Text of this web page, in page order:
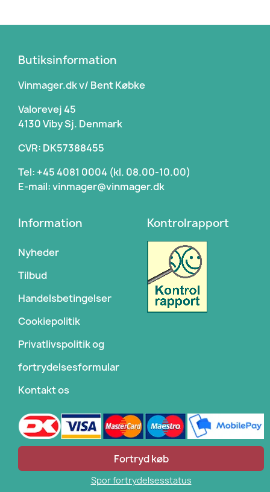
Butiksinformation
Vinmager.dk v/ Bent Købke
Valorevej 45
4130 Viby Sj. Denmark
CVR: DK57388455
Tel: +45 4081 0004 (kl. 08.00-10.00)
E-mail: vinmager@vinmager.dk
Information
Nyheder
Tilbud
Handelsbetingelser
Cookiepolitik
Privatlivspolitik og
fortrydelsesformular
Kontakt os
Kontrolrapport
Fortryd køb
Spor fortrydelsesstatus